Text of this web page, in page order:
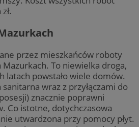
przez mieszkańców roboty
Mazurkach. To niewielka droga,
latach powstało wiele domów.
wraz z przyłączami do
znacznie poprawni
Co istotne, dotychczasowa
utwardzona przy pomocy płyt.